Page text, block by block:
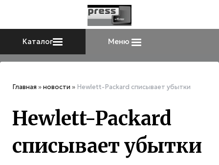
Каталог Меню
Главная »новости » Hewlett-Packard списывает убытки
Hewlett-Packard
списывает убытки